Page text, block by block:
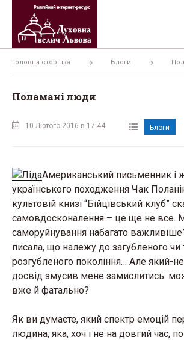
Перейти
вмісту
Головна сторінка Блоги
Поламані люди
10 Лютого 2016 в 17:44 Блоги
Американський письменник і
українського походження Чак
культовій книзі “Бійцівський клуб”
самовдосконалення – це ще не все.
саморуйнування набагато
писала, що належу до загубленого чи
розгубленого покоління… Але який-
досвід змусив мене замислитись:
вже й фатально?
Як ви думаєте, який спектр емоцій
людина, яка, хоч і не на довгий час,